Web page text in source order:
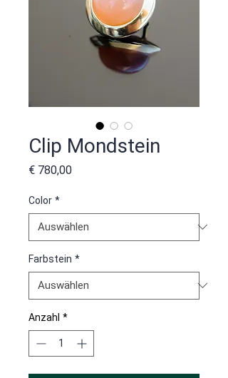
Clip Mondstein
€ 780,00Preis
Color *
Farbstein *
Anzahl *